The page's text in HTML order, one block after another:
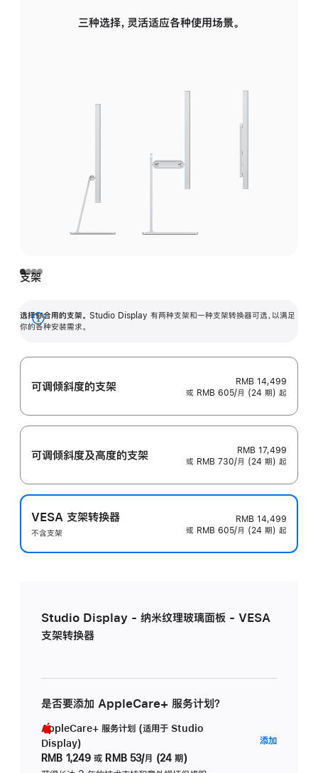
三种选择，灵活适应各种使用场景。
支架
选择你合用的支架。 Studio Display 有两种支架和一种支架转换器可选，以满足
你的各种安装需求。
展
可调倾斜度的支架
RMB 14,499
或 RMB 605/月 (24 期) 起
可调倾斜度及高‍度的支‍架
RMB 17,499
或 RMB 730/月 (24 期) 起
VESA 支架转换器
不含支架
RMB 14,499
或 RMB 605/月 (24 期) 起
Studio Display - 纳米纹理玻璃面板 - VESA
支架转换器
是否要添加 AppleCare+ 服务计划？
AppleCare+ 服务计划 (适用于 Studio
Display)
RMB 1,249 或 RMB 53/月 (24 期)
添加